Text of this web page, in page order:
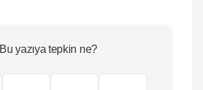
Bu yazıya tepkin ne?